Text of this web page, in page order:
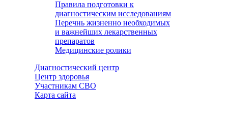
Правила подготовки к
диагностическим исследованиям
Перечнь жизненно необходимых
и важнейших лекарственных
препаратов
Медицинские ролики
Диагностический центр
Центр здоровья
Участникам СВО
Карта сайта